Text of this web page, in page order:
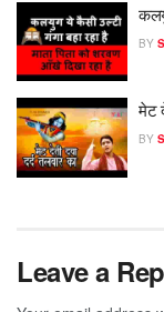
BY
मेट
BY
Leave a